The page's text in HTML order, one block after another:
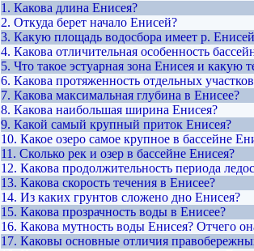
1. Какова длина Енисея?
2. Откуда берет начало Енисей?
3. Какую площадь водосбора имеет р.
4. Какова отличительная особенность
5. Что такое эстуарная зона Енисея и какую
6. Какова протяженность отдельных
7. Какова максимальная глубина в Енисее?
8. Какова наибольшая ширина Енисея?
9. Какой самый крупный приток Енисея?
10. Какое озеро самое крупное в бассейне
11. Сколько рек и озер в бассейне Енисея?
12. Какова продолжительность периода
13. Какова скорость течения в Енисее?
14. Из каких грунтов сложено дно Енисея?
15. Какова прозрачность воды в Енисее?
16. Какова мутность воды Енисея? Отчего
17. Каковы основные отличия